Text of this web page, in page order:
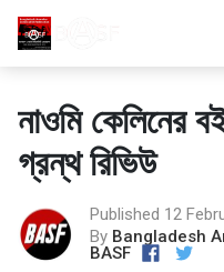
নাওমি কেলিনের
গ্রন্থ রিভিউ
Published 12
By Bangladesh
BASF